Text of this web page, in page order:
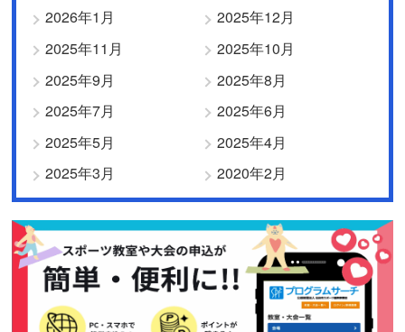
2026年1月
2025年12月
2025年11月
2025年10月
2025年9月
2025年8月
2025年7月
2025年6月
2025年5月
2025年4月
2025年3月
2020年2月